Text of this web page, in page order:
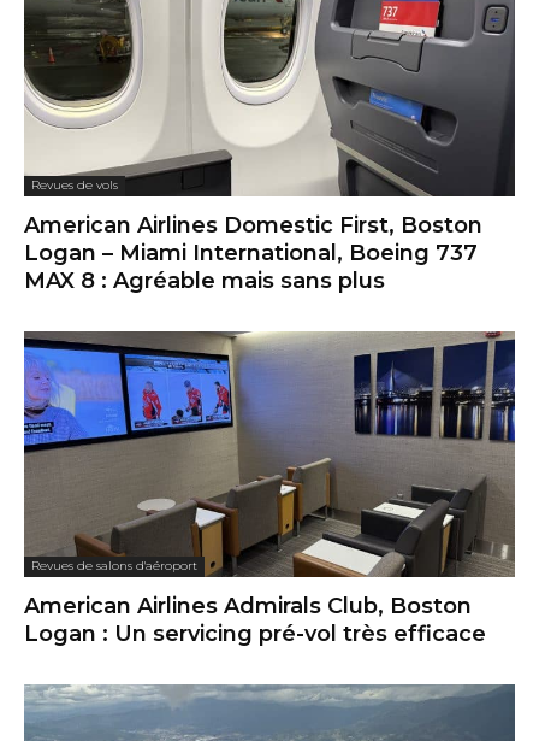
Revues de vols
American Airlines Domestic First, Boston
Logan – Miami International, Boeing 737
MAX 8 : Agréable mais sans plus
Revues de salons d'aéroport
American Airlines Admirals Club, Boston
Logan : Un servicing pré-vol très efficace